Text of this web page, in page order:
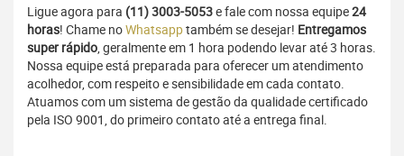
Ligue agora para (11) 3003-5053e fale com nossa equipe24
horas! Chame noWhatsapptambém se desejar! Entregamos
super rápido, geralmente em 1 hora podendo levar até 3 horas.
Nossa equipe está preparada para oferecer um atendimento
acolhedor, com respeito e sensibilidade em cada contato.
Atuamos com um sistema de gestão da qualidade certificado
pela ISO 9001, do primeiro contato até a entrega final.